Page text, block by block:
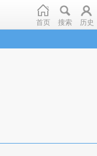
首页 搜索 历史